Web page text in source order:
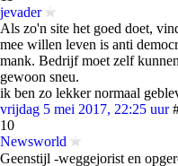
jevader
Als zo'n site het goed doet,
mee willen leven is anti
mank. Bedrijf moet zelf
gewoon sneu.
ik ben zo lekker normaal
vrijdag 5 mei 2017, 22:25 uur
10
Newsworld
Geenstijl -weggejorist en